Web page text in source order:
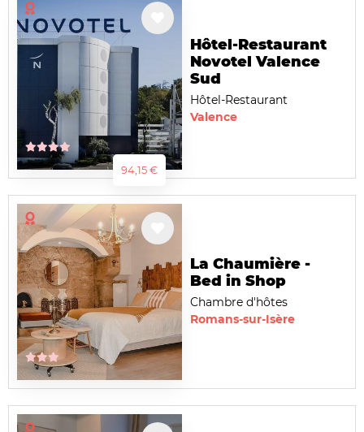
94,15 €
Hôtel-Restaurant
Novotel Valence
Sud
Hôtel-Restaurant
Valence
La Chaumière -
Bed in Shop
Chambre d'hôtes
Romans-sur-Isère